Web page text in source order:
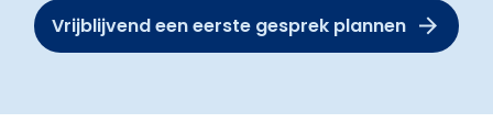
Vrijblijvend een eerste gesprek plannen